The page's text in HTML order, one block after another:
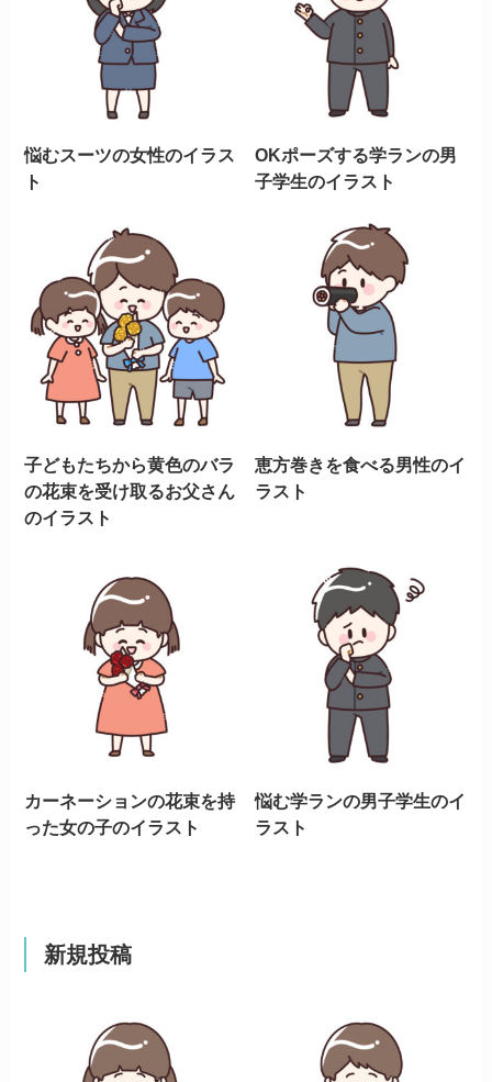
悩むスーツの女性のイラス
ト
OKポーズする学ランの男
子学生のイラスト
子どもたちから黄色のバラ
の花束を受け取るお父さん
のイラスト
恵方巻きを食べる男性のイ
ラスト
カーネーションの花束を持
った女の子のイラスト
悩む学ランの男子学生のイ
ラスト
新規投稿